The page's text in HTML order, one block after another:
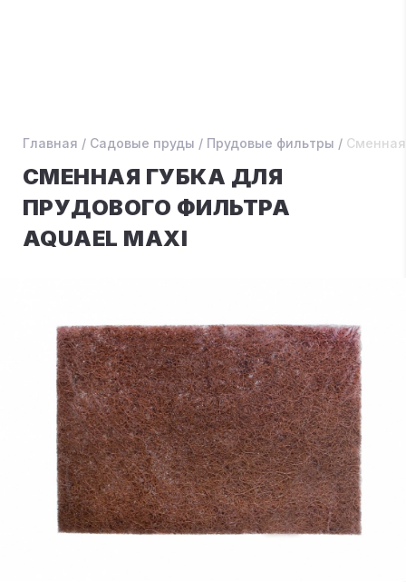
Главная / Садовые пруды / Прудовые фильтры / Сменная
СМЕННАЯ ГУБКА ДЛЯ
ПРУДОВОГО ФИЛЬТРА
AQUAEL MAXI